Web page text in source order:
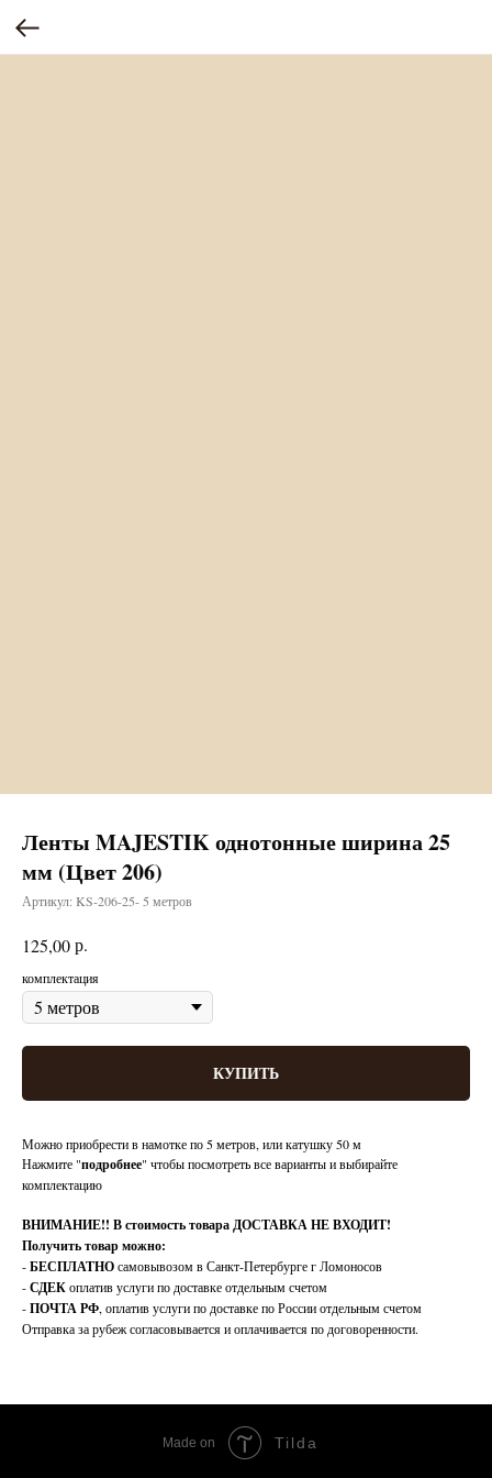
Ленты MAJESTIK однотонные ширина 25
мм (Цвет 206)
Артикул: KS-206-25- 5 метров
125,00р.
комплектация
КУПИТЬ
Можно приобрести в намотке по 5 метров, или катушку 50 м
Нажмите "подробнее" чтобы посмотреть все варианты и выбирайте
комплектацию
ВНИМАНИЕ!! В стоимость товара ДОСТАВКА НЕ ВХОДИТ!
Получить товар можно:
-БЕСПЛАТНОсамовывозом в Санкт-Петербурге г Ломоносов
-СДЕКоплатив услуги по доставке отдельным счетом
-ПОЧТА РФ, оплатив услуги по доставке по России отдельным счетом
Отправка за рубеж согласовывается и оплачивается по договоренности.
Made on Tilda